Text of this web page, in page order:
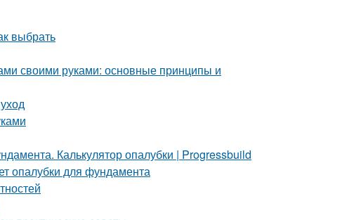
выбрать
своими руками: основные принципы и
Калькулятор опалубки | Progressbuild
опалубки для фундамента